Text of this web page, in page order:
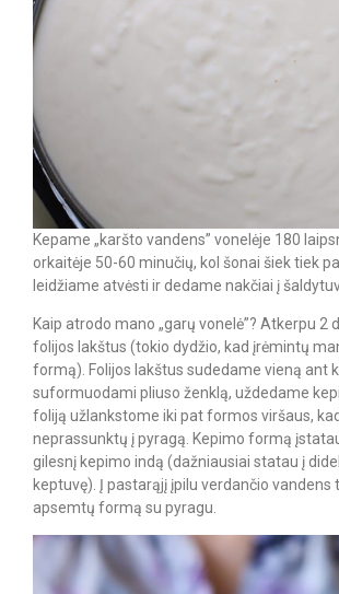
Kepame „karšto vandens” vonelėje 180
orkaitėje 50-60 minučių, kol šonai šiek tiek
leidžiame atvėsti ir dedame nakčiai į
Kaip atrodo mano „garų vonelė”? Atkerpu 2
folijos lakštus (tokio dydžio, kad įrėmintų
formą). Folijos lakštus sudedame vieną ant
suformuodami pliuso ženklą, uždedame
foliją užlankstome iki pat formos viršaus,
neprassunktų į pyragą. Kepimo formą
gilesnį kepimo indą (dažniausiai statau į
keptuvę). Į pastarąjį įpilu verdančio vandens
apsemtų formą su pyragu.